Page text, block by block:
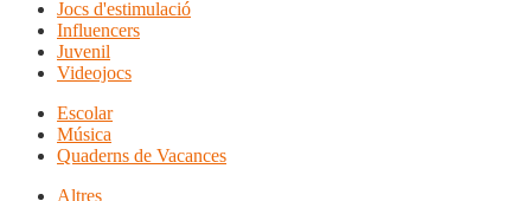
Jocs d'estimulació
Influencers
Juvenil
Videojocs
Escolar
Música
Quaderns de Vacances
Altres